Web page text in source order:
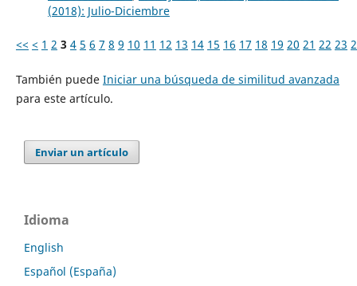
(2018): Julio-Diciembre
<< < 1 2 3 4 5 6 7 8 9 10 11 12 13 14 15 16 17 18 19 20 21 22 23
También puede Iniciar una búsqueda de similitud avanzada
para este artículo.
Enviar un artículo
Idioma
English
Español (España)